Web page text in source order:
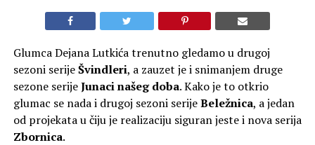
Glumca Dejana Lutkića trenutno gledamo u drugoj
sezoni serijeŠvindleri, a zauzet je i snimanjem druge
sezone serijeJunaci našeg doba. Kako je to otkrio
glumac se nada i drugoj sezoni serijeBeležnica, a jedan
od projekata u čiju je realizaciju siguran jeste i nova serija
Zbornica.